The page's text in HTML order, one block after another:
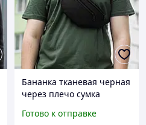
Бананка тканевая черная
через плечо сумка
городская
Готово к отправке